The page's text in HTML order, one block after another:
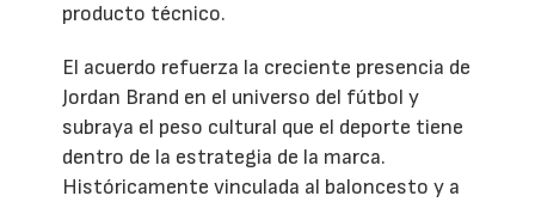
producto técnico.
El acuerdo refuerza la creciente presencia de
Jordan Brand en el universo del fútbol y
subraya el peso cultural que el deporte tiene
dentro de la estrategia de la marca.
Históricamente vinculada al baloncesto y a